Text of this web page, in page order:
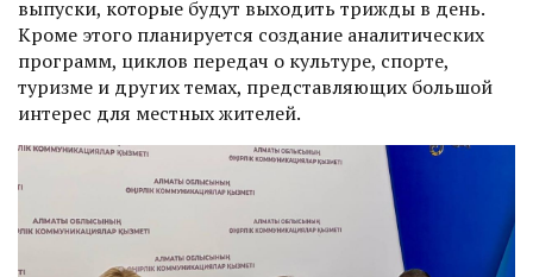
выпуски, которые будут выходить трижды в день.
Кроме этого планируется создание аналитических
программ, циклов передач о культуре, спорте,
туризме и других темах, представляющих большой
интерес для местных жителей.